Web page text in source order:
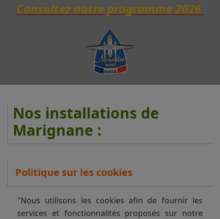
Consultez notre programme 2026
Nos installations de
Marignane :
Politique sur les cookies
"Nous utilisons les cookies afin de fournir les
services et fonctionnalités proposés sur notre